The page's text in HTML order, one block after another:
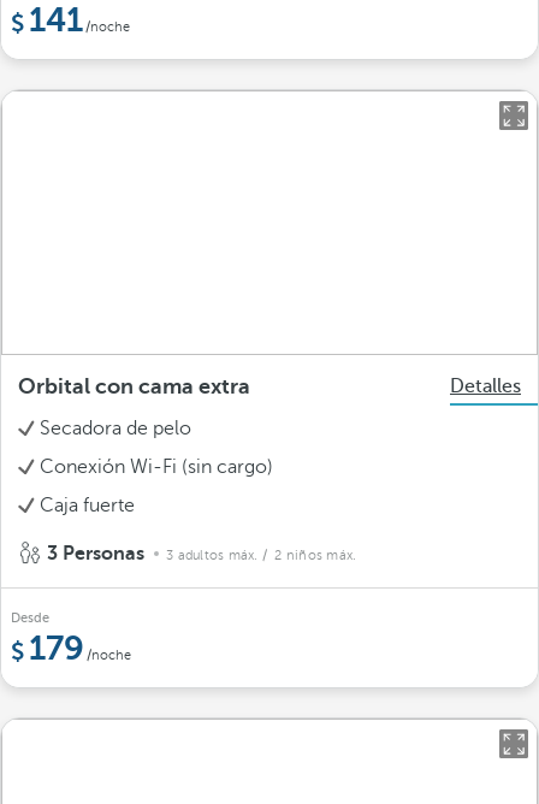
141/noche
Orbital con cama extra
Detalles
Secadora de pelo
Conexión Wi-Fi (sin cargo)
Caja fuerte
3 Personas 3 adultos máx. / 2 niños máx.
Desde
179 /noche